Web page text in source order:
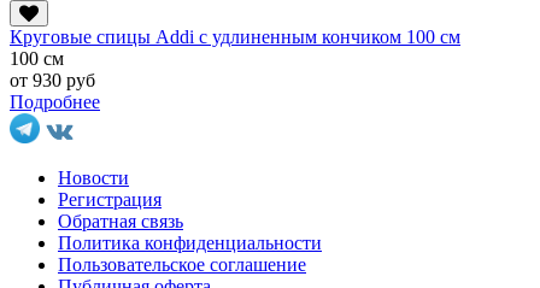
Круговые спицы Addi с удлиненным кончиком 100 см
100 см
от 930 руб
Подробнее
Новости
Регистрация
Обратная связь
Политика конфиденциальности
Пользовательское соглашение